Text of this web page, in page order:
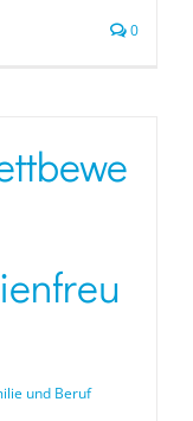
0
und Beruf